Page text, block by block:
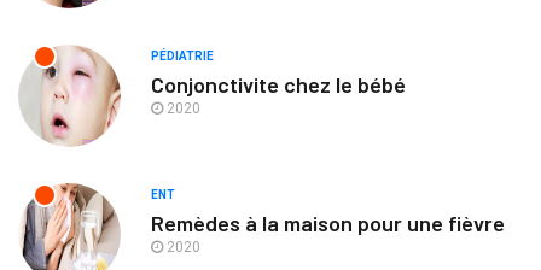
PÉDIATRIE
Conjonctivite chez le bébé
2020
ENT
Remèdes à la maison pour une fièvre
2020